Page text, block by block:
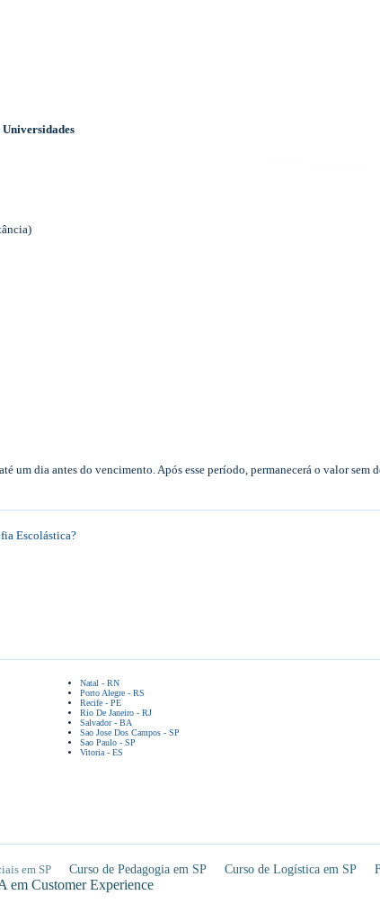
um dia antes do vencimento. Após esse período, permanecerá o valor sem
Escolástica?
Natal - RN
Porto Alegre - RS
Recife - PE
Rio De Janeiro - RJ
Salvador - BA
Sao Jose Dos Campos - SP
Sao Paulo - SP
Vitoria - ES
em SP Curso de Pedagogia em SP Curso de Logística em SP
em Customer Experience